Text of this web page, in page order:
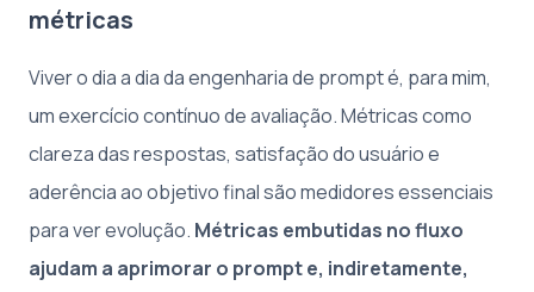
métricas
Viver o dia a dia da engenharia de prompt é, para mim,
um exercício contínuo de avaliação. Métricas como
clareza das respostas, satisfação do usuário e
aderência ao objetivo final são medidores essenciais
para ver evolução. Métricas embutidas no fluxo
ajudam a aprimorar o prompt e, indiretamente,